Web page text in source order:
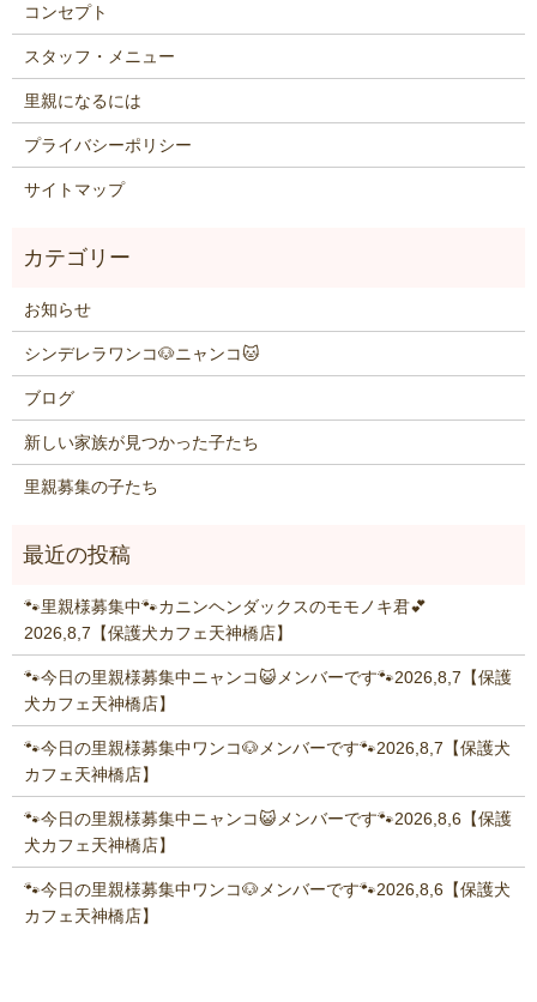
コンセプト
スタッフ・メニュー
里親になるには
プライバシーポリシー
サイトマップ
お知らせ
シンデレラワンコ🐶ニャンコ🐱
ブログ
新しい家族が見つかった子たち
里親募集の子たち
🐾里親様募集中🐾カニンヘンダックスのモモノキ君💕
2026,8,7【保護犬カフェ天神橋店】
🐾今日の里親様募集中ニャンコ😺メンバーです🐾2026,8,7【保護
犬カフェ天神橋店】
🐾今日の里親様募集中ワンコ🐶メンバーです🐾2026,8,7【保護犬
カフェ天神橋店】
🐾今日の里親様募集中ニャンコ😺メンバーです🐾2026,8,6【保護
犬カフェ天神橋店】
🐾今日の里親様募集中ワンコ🐶メンバーです🐾2026,8,6【保護犬
カフェ天神橋店】